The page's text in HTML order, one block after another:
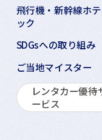
飛行機・新幹線ホ
ック
SDGsへの取り組み
ご当地マイスター
レンタカー優待
ービス